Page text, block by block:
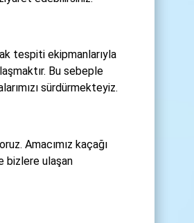
tespiti ekipmanlarıyla
Bu sebeple
sürdürmekteyiz.
Amacımız kaçağı
bizlere ulaşan